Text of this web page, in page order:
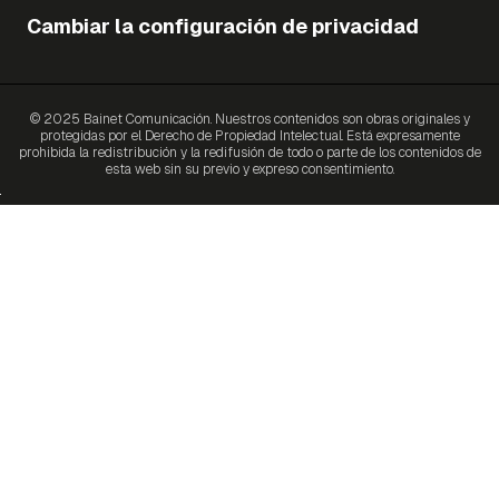
Cambiar la configuración de privacidad
© 2025 Bainet Comunicación. Nuestros contenidos son obras originales y
protegidas por el Derecho de Propiedad Intelectual. Está expresamente
prohibida la redistribución y la redifusión de todo o parte de los contenidos de
esta web sin su previo y expreso consentimiento.